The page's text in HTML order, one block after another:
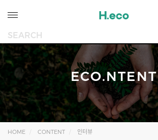
ECO.NTENT
HOME CONTENT 인터뷰